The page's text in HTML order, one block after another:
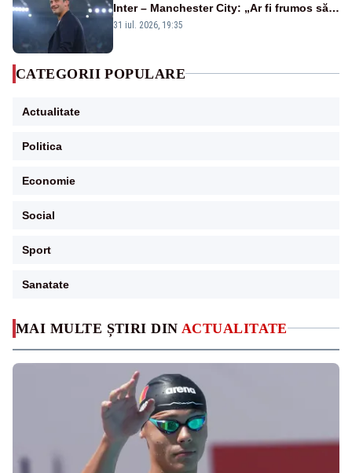
MAI MULTE ȘTIRI DIN ACTUALITATE
Inter – Manchester City: „Ar fi frumos să
mai cumpărați și de la noi”
31 iul. 2026, 19:35
CATEGORII POPULARE
Actualitate
Politica
Economie
Social
Sport
Sanatate